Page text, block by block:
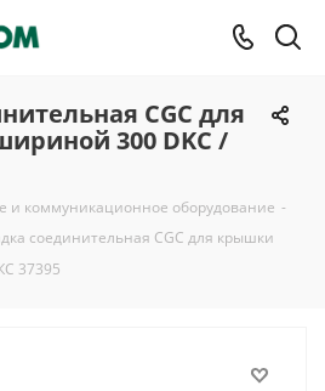
CGC для
300 DKC /
и коммуникационное оборудование -
соединительная CGC для крышки
37395